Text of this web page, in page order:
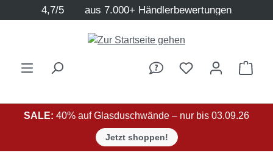
Zum Hauptinhalt springen
4,7/5 aus 7.000+ Händlerbewertungen
SALE: 40% auf Glasduschwände – nur bis 03.09.26
Jetzt shoppen!